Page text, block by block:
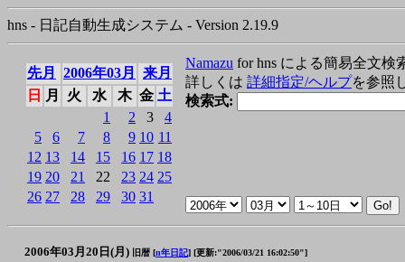
hns - 日記自動生成システム - Version 2.19.9
先月 2006年03月
来月
日
月 火 水 木 金 土
1
2 3
4
5
6 7 8 9 10 11
12 13 14 15 16 17 18
19 20 21 22 23 24 25
26 27 28 29 30 31
Namazu for hns による簡易全文検
詳しくは 詳細指定/ヘルプを参照
検索式:
2006年03月20日(月) 旧暦 [n年日記] [更新:"2006/03/21 16:02:50"]